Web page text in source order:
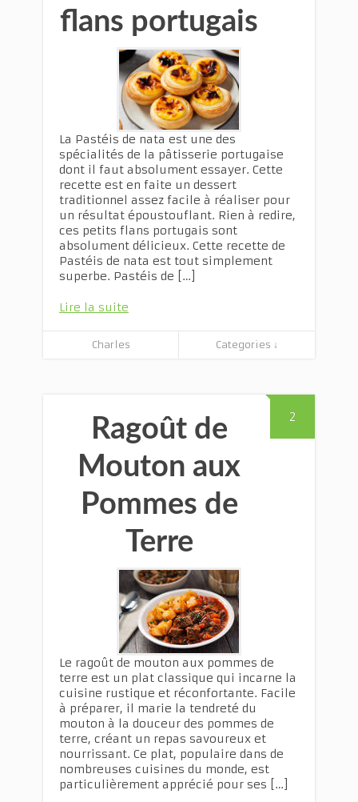
flans portugais
La Pastéis de nata est une des
spécialités de la pâtisserie portugaise
dont il faut absolument essayer. Cette
recette est en faite un dessert
traditionnel assez facile à réaliser pour
un résultat époustouflant. Rien à redire,
ces petits flans portugais sont
absolument délicieux. Cette recette de
Pastéis de nata est tout simplement
superbe. Pastéis de […]
Lire la suite
Charles Categories ↓
2
Ragoût de
Mouton aux
Pommes de
Terre
Le ragoût de mouton aux pommes de
terre est un plat classique qui incarne la
cuisine rustique et réconfortante. Facile
à préparer, il marie la tendreté du
mouton à la douceur des pommes de
terre, créant un repas savoureux et
nourrissant. Ce plat, populaire dans de
nombreuses cuisines du monde, est
particulièrement apprécié pour ses […]